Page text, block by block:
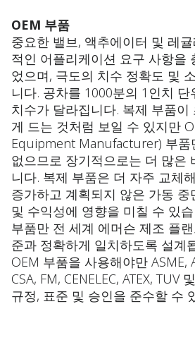
OEM 부품
중요한 밸브, 액추에이터 및 레
적인 어플리케이션 요구 사항을
었으며, 극도의 치수 정확도 및
니다. 공차를 1000분의 1인치
치수가 달라집니다. 복제 부품이
게 드는 것처럼 보일 수 있지만
Equipment Manufacturer) 부품
없으므로 장기적으로는 더 많은
니다. 복제 부품은 더 자주 교체
증가하고 계획되지 않은 가동 중
및 수익성에 영향을 미칠 수 있
부품만 전 세계 에머슨 제조 플
준과 정확하게 일치하도록 설계
OEM 부품을 사용해야만 ASME,
CSA, FM, CENELEC, ATEX, TUV
규정, 표준 및 승인을 준수할 수